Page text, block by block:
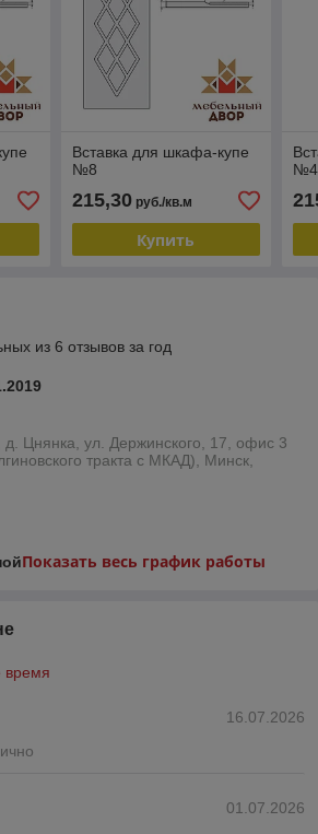
Вставка для шкафа-купе
№8
215,30руб./кв.м
Купить
№4
из 6 отзывов за год
д. Цнянка, ул. Держинского, 17, офис 3
тракта с МКАД), Минск,
Показать весь график работы
время
16.07.2026
01.07.2026